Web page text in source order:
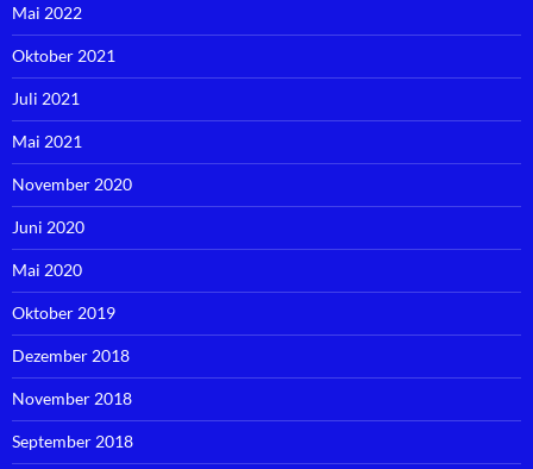
Mai 2022
Oktober 2021
Juli 2021
Mai 2021
November 2020
Juni 2020
Mai 2020
Oktober 2019
Dezember 2018
November 2018
September 2018